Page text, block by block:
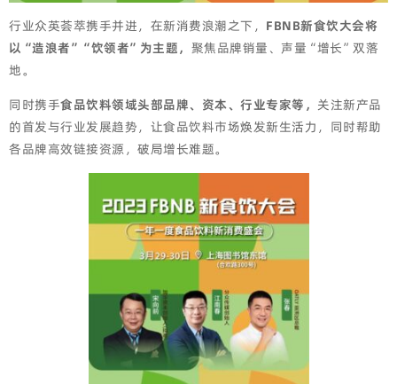
行业众英荟萃携手并进，在新消费浪潮之下， FBNB新食饮大会将
以“造浪者”“饮领者”为主题， 聚焦品牌销量、声量“增长”双落
地。
同时携手食品饮料领域头部品牌、资本、行业专家等， 关注新产品
的首发与行业发展趋势，让食品饮料市场焕发新生活力，同时帮助
各品牌高效链接资源，破局增长难题。